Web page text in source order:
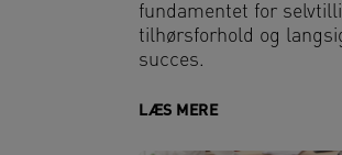
fundamentet for
tilhørsforhold og
succes.
LÆS MERE